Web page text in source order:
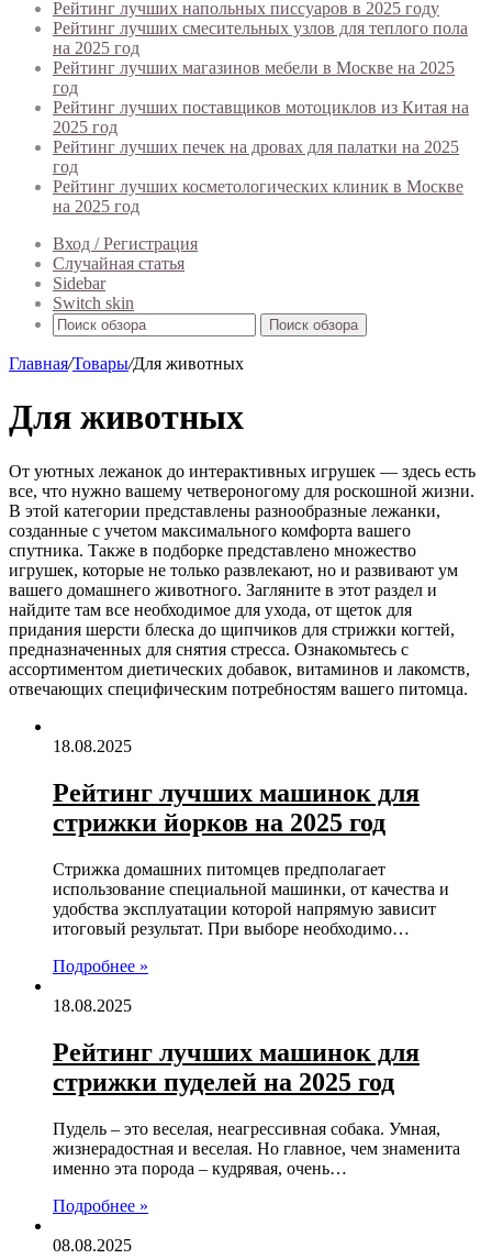
Рейтинг лучших напольных писсуаров в 2025 году
Рейтинг лучших смесительных узлов для теплого пола
на 2025 год
Рейтинг лучших магазинов мебели в Москве на 2025
год
Рейтинг лучших поставщиков мотоциклов из Китая на
2025 год
Рейтинг лучших печек на дровах для палатки на 2025
год
Рейтинг лучших косметологических клиник в Москве
на 2025 год
Вход / Регистрация
Случайная статья
Sidebar
Switch skin
Поиск обзора
Главная/Товары/Для животных
Для животных
От уютных лежанок до интерактивных игрушек — здесь есть
все, что нужно вашему четвероногому для роскошной жизни.
В этой категории представлены разнообразные лежанки,
созданные с учетом максимального комфорта вашего
спутника. Также в подборке представлено множество
игрушек, которые не только развлекают, но и развивают ум
вашего домашнего животного. Загляните в этот раздел и
найдите там все необходимое для ухода, от щеток для
придания шерсти блеска до щипчиков для стрижки когтей,
предназначенных для снятия стресса. Ознакомьтесь с
ассортиментом диетических добавок, витаминов и лакомств,
отвечающих специфическим потребностям вашего питомца.
18.08.2025
Рейтинг лучших машинок для
стрижки йорков на 2025 год
Стрижка домашних питомцев предполагает
использование специальной машинки, от качества и
удобства эксплуатации которой напрямую зависит
итоговый результат. При выборе необходимо…
Подробнее »
18.08.2025
Рейтинг лучших машинок для
стрижки пуделей на 2025 год
Пудель – это веселая, неагрессивная собака. Умная,
жизнерадостная и веселая. Но главное, чем знаменита
именно эта порода – кудрявая, очень…
Подробнее »
08.08.2025